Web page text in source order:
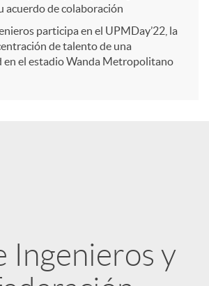
acuerdo de colaboración
participa en el UPMDay’22, la
de talento de una
en el estadio Wanda Metropolitano
Ingenieros y